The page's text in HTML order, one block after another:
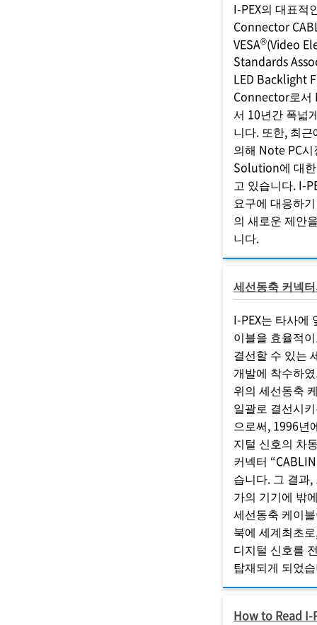
I-PEX의 대표적
Connector
VESA®(Video
Standards
LED Backlight
Connector로서
서 10년간 폭넓
니다. 또한, 최
의해 Note PC
Solution에 대
고 있습니다. I-
요구에 대응하
의 새로운 제안
니다.
세선동축 커넥
I-PEX는 타사에
이블을 효율적
결선할 수 있는
개발에 착수하
위의 세선동축
일괄로 결선시
으로써, 1996년
지털 신호의 차
커넥터
습니다. 그 결과
가의 기기에 밖
세선동축 케이
북에 세계최초
디지털 신호를
탑재되게 되었
How to Read I-